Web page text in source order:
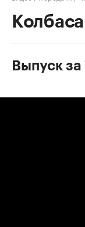
Выпуск за